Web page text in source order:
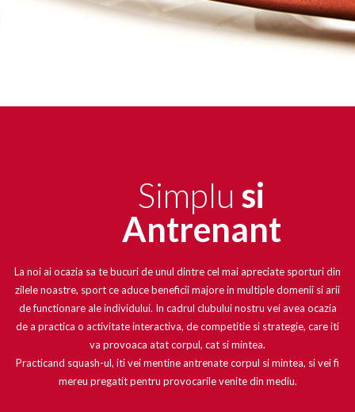
Simplu si
Antrenant
La noi ai ocazia sa te bucuri de unul dintre cel mai apreciate sporturi din
zilele noastre, sport ce aduce beneficii majore in multiple domenii si arii
de functionare ale individului. In cadrul clubului nostru vei avea ocazia
de a practica o activitate interactiva, de competitie si strategie, care iti
va provoaca atat corpul, cat si mintea.
Practicand squash-ul, iti vei mentine antrenate corpul si mintea, si vei fi
mereu pregatit pentru provocarile venite din mediu.